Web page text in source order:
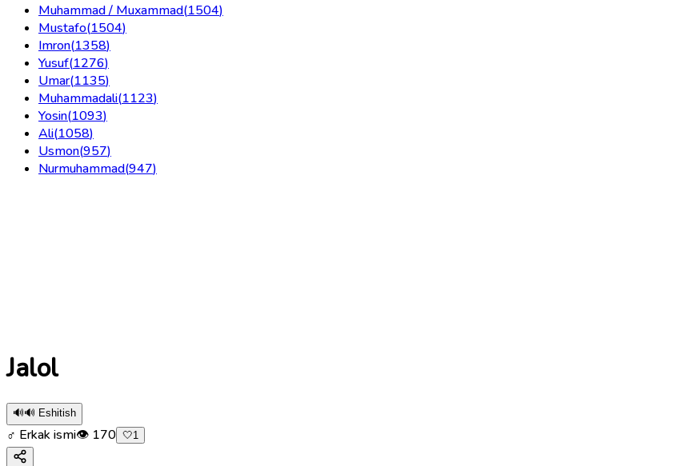
Muhammad / Muxammad(1504)
Mustafo(1504)
Imron(1358)
Yusuf(1276)
Umar(1135)
Muhammadali(1123)
Yosin(1093)
Ali(1058)
Usmon(957)
Nurmuhammad(947)
Jalol
🔊🔊 Eshitish
♂ Erkak ismi👁 170 🤍1